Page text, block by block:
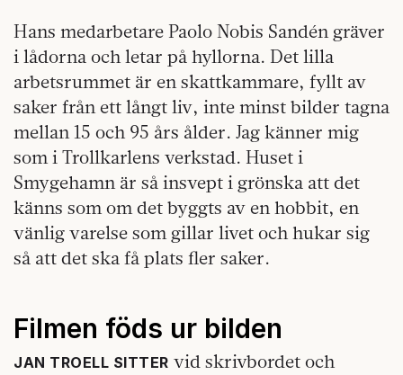
Hans medarbetare Paolo Nobis Sandén gräver
i lådorna och letar på hyllorna. Det lilla
arbetsrummet är en skattkammare, fyllt av
saker från ett långt liv, inte minst bilder tagna
mellan 15 och 95 års ålder. Jag känner mig
som i Trollkarlens verkstad. Huset i
Smygehamn är så insvept i grönska att det
känns som om det byggts av en hobbit, en
vänlig varelse som gillar livet och hukar sig
så att det ska få plats fler saker.
Filmen föds ur bilden
JAN TROELL SITTER vid skrivbordet och